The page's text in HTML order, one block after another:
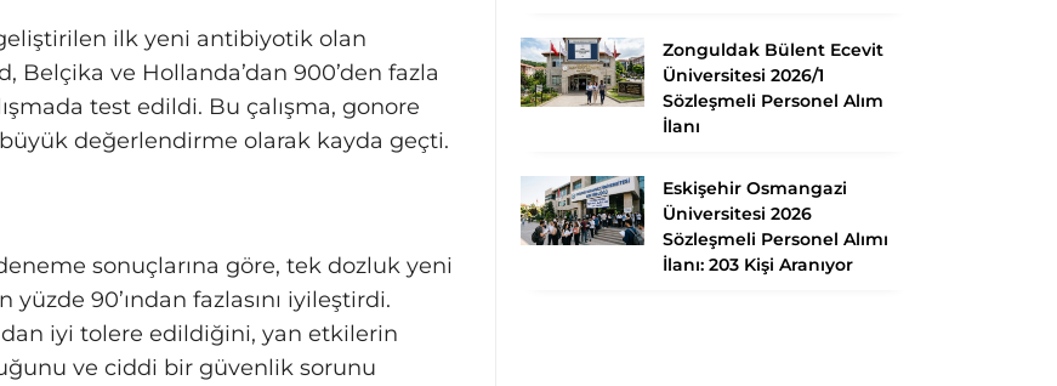
ilk yeni antibiyotik olan
Belçika ve Hollanda’dan 900’den fazla
test edildi. Bu çalışma, gonore
değerlendirme olarak kayda geçti.
sonuçlarına göre, tek dozluk yeni
90’ından fazlasını iyileştirdi.
iyi tolere edildiğini, yan etkilerin
ve ciddi bir güvenlik sorunu
Zonguldak Bülent Ecevit
Üniversitesi 2026/1
Sözleşmeli Personel Alım
İlanı
Eskişehir Osmangazi
Üniversitesi 2026
Sözleşmeli Personel Alımı
İlanı: 203 Kişi Aranıyor